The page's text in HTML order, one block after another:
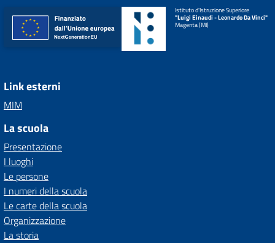
Istituto d'Istruzione Superiore
"Luigi Einaudi - Leonardo Da Vinci"
Magenta (MI)
Link esterni
MIM
La scuola
Presentazione
I luoghi
Le persone
I numeri della scuola
Le carte della scuola
Organizzazione
La storia